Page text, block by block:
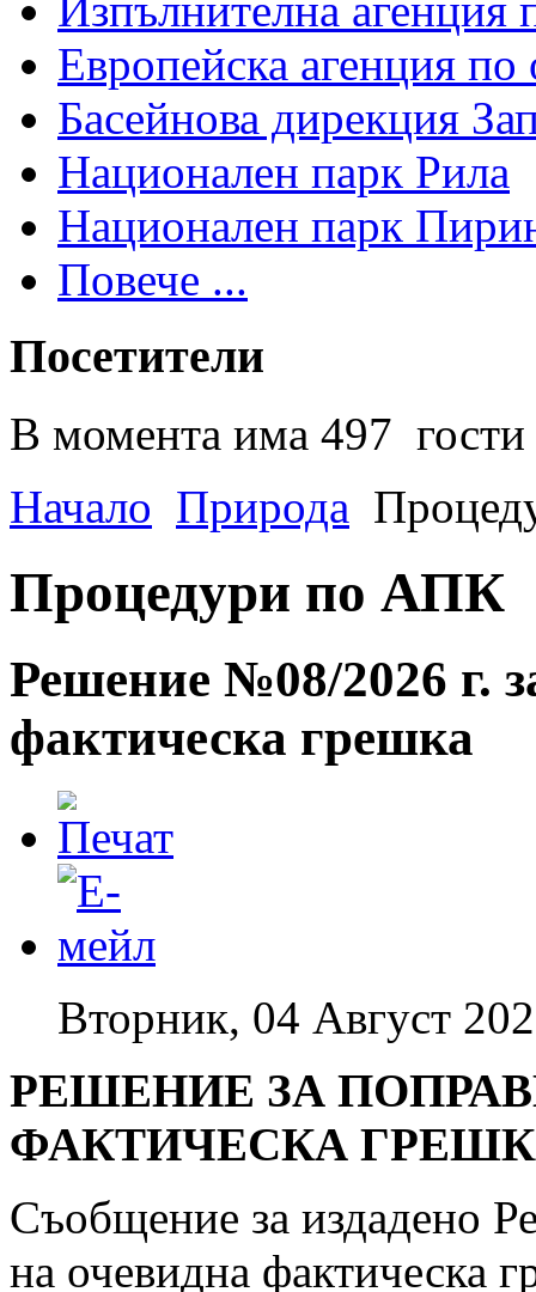
Европейска агенция по
Басейнова дирекция
Национален парк Рила
Национален парк
Повече ...
Посетители
В момента има 497 гости
Начало Природа
Процедури по АПК
Решение №08/2026 г.
фактическа грешка
Вторник, 04 Август
РЕШЕНИЕ ЗА
ФАКТИЧЕСКА ГРЕШКА
Съобщение за издадено
на очевидна фактическа